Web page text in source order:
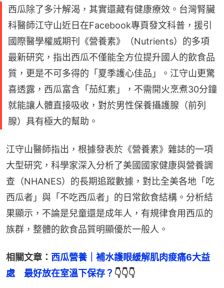
西瓜除了多汁解渴，其實還藏有健康療效。台灣腎臟
科醫師江守山近日在Facebook專頁發文科普，援引
國際醫學權威期刊《營養素》（Nutrients）的多項
最新研究，指出西瓜不僅能全方位提升國人的飲食品
質，更是不可多得的「夏季護心佳品」。江守山更驚
喜透露，西瓜富含「茄紅素」，不需開火烹煮30分鐘
就能讓人體直接吸收，對於男性保養攝護腺（前列
腺）具有極大的幫助。
江守山醫師指出，根據發表於《營養素》雜誌的一項
大型研究，科學家深入分析了美國國家健康與營養調
查（NHANES）的長期追蹤數據，對比全美各地「吃
西瓜者」與「不吃西瓜者」的日常飲食結構。分析結
果顯示，不論是兒童還是成年人，有規律食用西瓜的
族群，整體的飲食品質明顯優於一般人。
相關文章： 西瓜營養｜補水護眼緩解肌肉痠痛6大益
處　最好放在室溫下保存？ 👇👇👇